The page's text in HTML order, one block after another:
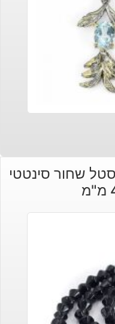
שחור סינטטי